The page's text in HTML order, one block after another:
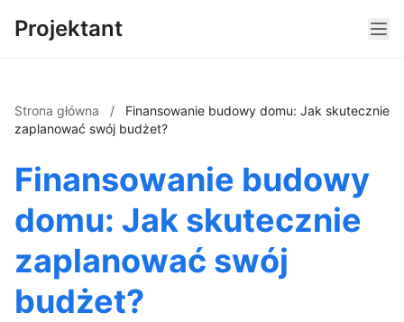
Projektant
Strona główna /
Finansowanie budowy domu: Jak skutecznie
zaplanować swój budżet?
Finansowanie budowy
domu: Jak skutecznie
zaplanować swój
budżet?